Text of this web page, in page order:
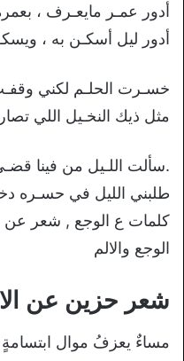
أدور عمـر مايعـرف ،
أدور ليل أسكـن به ،
خسـرت الحلـم لكني
مثل ذيك النخـيل اللي
.سألت اللـيل من فينا
طلبني الليل في حسـره
كلمات ع الوجع , شعر عن
الوجع والالم
شعر حزين عن
مساءٌ يعزفُ موال